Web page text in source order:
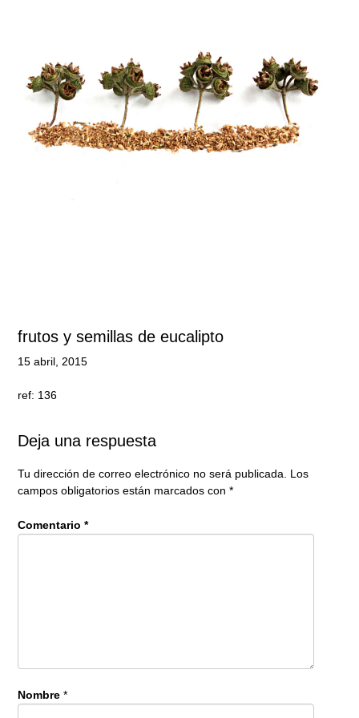
frutos y semillas de eucalipto
15 abril, 2015
ref: 136
Deja una respuesta
Tu dirección de correo electrónico no será publicada.
Los
campos obligatorios están marcados con *
Comentario *
Nombre *